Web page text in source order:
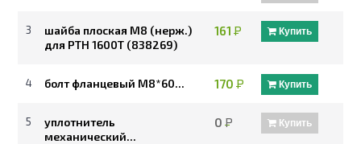
3
шайба плоская М8 (нерж.)
для PTH 1600Т (838269)
161Р Купить
4 болт фланцевый M8*60... 170Р Купить
5
уплотнитель
механический...
0Р Купить